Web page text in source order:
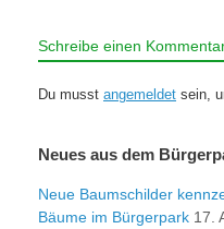
Schreibe einen
Du musst angemeldet sein,
Neues aus dem
Neue Baumschilder
Bäume im Bürgerpark 17.